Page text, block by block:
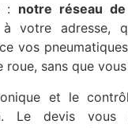
: notre réseau
à votre adresse,
vos
roue, sans que
et le
Le devis vous